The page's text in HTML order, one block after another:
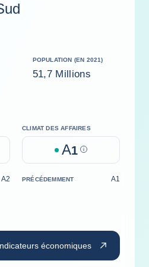
POPULATION (EN 2021)
51,7 Millions
CLIMAT DES AFFAIRES
A1 Help
A2 PRÉCÉDEMMENT A1
économiques